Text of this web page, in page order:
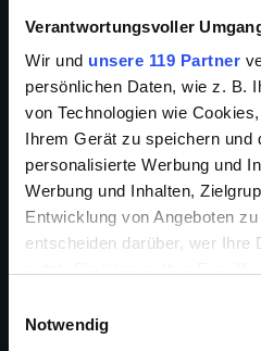
Verantwortungsvoller
Wir und unsere 119 Partner
persönlichen Daten, wie z. B.
von Technologien wie
Ihrem Gerät zu speichern und
personalisierte Werbung und
Werbung und Inhalten,
Entwicklung von Angeboten
entscheiden darüber, wer Ihre
Trigger Symbol ändern oder
Notwendig
US-amerikanischer Film aus
dem Roman von Arthur
Forscher Professor
Öffentlichkeit verspottet,
Behauptung aufstellt. Er
einem abgelegenen
lebende Dinosaurier gibt.
Bessie